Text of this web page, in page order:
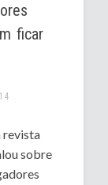
ficar
revista
sobre